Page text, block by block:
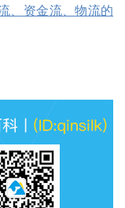
、资金流、物流的